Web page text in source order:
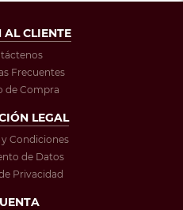
AL CLIENTE
Frecuentes
de Compra
LEGAL
Condiciones
de Datos
Privacidad